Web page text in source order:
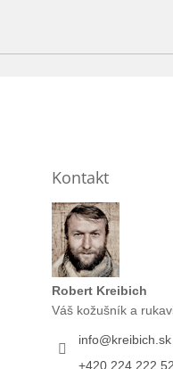
Kontakt
Robert Kreibich
Váš kožušník a
info@kreibich.sk
+420 224 222